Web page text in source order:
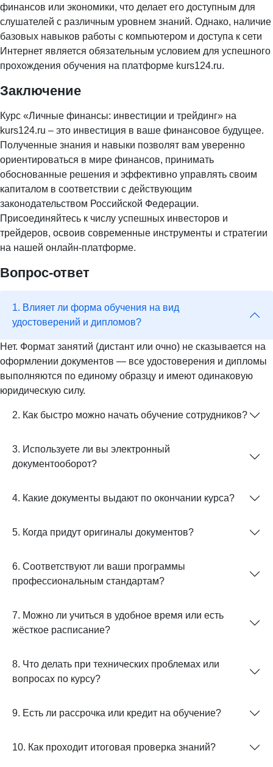
финансов или экономики, что делает его доступным для
слушателей с различным уровнем знаний. Однако, наличие
базовых навыков работы с компьютером и доступа к сети
Интернет является обязательным условием для успешного
прохождения обучения на платформе kurs124.ru.
Заключение
Курс «Личные финансы: инвестиции и трейдинг» на
kurs124.ru – это инвестиция в ваше финансовое будущее.
Полученные знания и навыки позволят вам уверенно
ориентироваться в мире финансов, принимать
обоснованные решения и эффективно управлять своим
капиталом в соответствии с действующим
законодательством Российской Федерации.
Присоединяйтесь к числу успешных инвесторов и
трейдеров, освоив современные инструменты и стратегии
на нашей онлайн-платформе.
Вопрос-ответ
1. Влияет ли форма обучения на вид
удостоверений и дипломов?
Нет. Формат занятий (дистант или очно) не сказывается на
оформлении документов — все удостоверения и дипломы
выполняются по единому образцу и имеют одинаковую
юридическую силу.
2. Как быстро можно начать обучение сотрудников?
3. Используете ли вы электронный
документооборот?
4. Какие документы выдают по окончании курса?
5. Когда придут оригиналы документов?
6. Соответствуют ли ваши программы
профессиональным стандартам?
7. Можно ли учиться в удобное время или есть
жёсткое расписание?
8. Что делать при технических проблемах или
вопросах по курсу?
9. Есть ли рассрочка или кредит на обучение?
10. Как проходит итоговая проверка знаний?